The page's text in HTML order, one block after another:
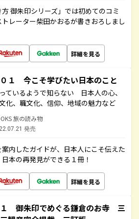
御朱印シリーズ」では初めてのコミ
レーター柴田かおるが書きおろしまし
詳細を見る
１ 今こそ学びたい日本のこと
ているようで知らない 日本人の心、
化、職文化、信仰、地域の魅力など
旅の読み物
発売
内したガイドが、日本人にこそ伝えた
本の再発見ができる１冊！
詳細を見る
御朱印でめぐる鎌倉のお寺 三